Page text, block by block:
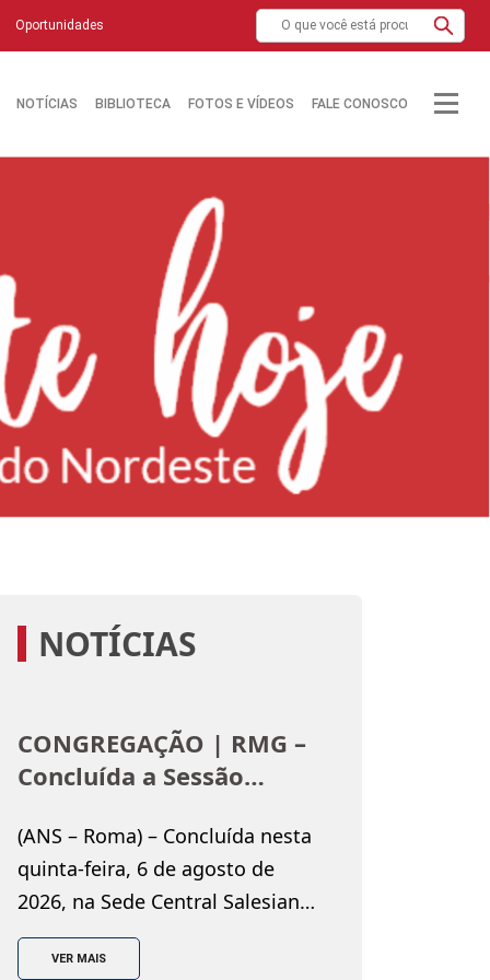
Oportunidades
NOTÍCIAS BIBLIOTECA FOTOS E VÍDEOS FALE CONOSCO
NOTÍCIAS
CONGREGAÇÃO | RMG –
Concluída a Sessão
Conselho Geral: o convite
do Reitor-Mor a escolher
“o caminho de Neemias”
(ANS – Roma) – Concluída nesta
quinta-feira, 6 de agosto de
2026, na Sede Central Salesiana
de Roma, a Sessão Plenária de
Verão do Conselho Geral,
VER MAIS